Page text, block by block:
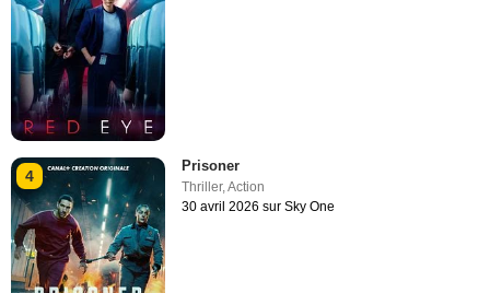
4
Prisoner
Thriller,Action
30 avril 2026 sur Sky One